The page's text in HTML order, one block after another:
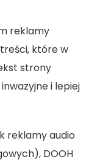
reklamy
które w
strony
i lepiej
reklamy audio
DOOH